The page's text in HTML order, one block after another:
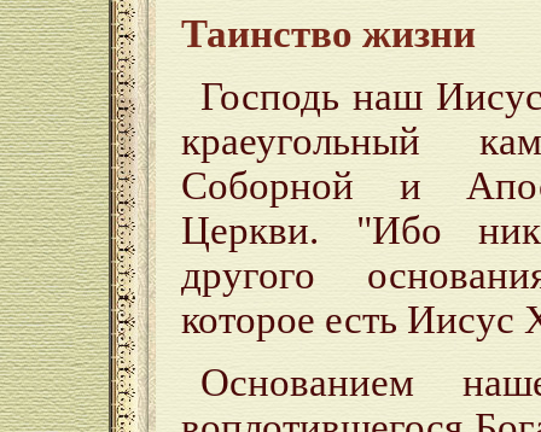
Таинство жизни
Господь наш
краеугольный
Соборной и
Церкви. "Ибо
другого
которое есть
Основанием